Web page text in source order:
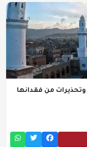
من فقدانها